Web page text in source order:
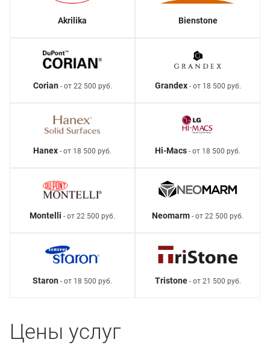
Akrilika Bienstone
Corian- от 22 500 руб. Grandex- от 18 500 руб.
Hanex - от 18 500 руб. Hi-Macs - от 18 500 руб.
Montelli - от 22 500 руб. Neomarm - от 22 500 руб.
Staron - от 18 500 руб. Tristone- от 21 500 руб.
Цены услуг